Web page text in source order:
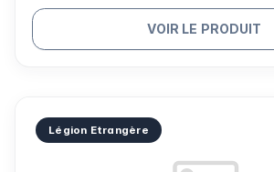
VOIR LE PRODUIT
Légion Etrangère